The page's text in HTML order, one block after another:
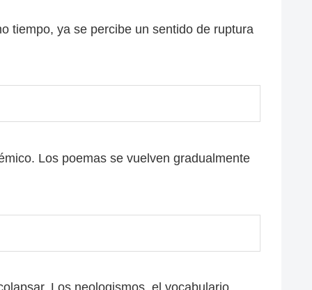
tiempo, ya se percibe un sentido de ruptura
Los poemas se vuelven gradualmente